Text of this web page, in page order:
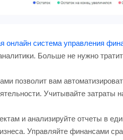
онлайн система управления
Больше не нужно
позволит вам
Учитывайте затраты
и анализируйте отчеты в
Управляйте финансами